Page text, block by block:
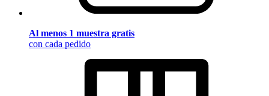
Al menos 1 muestra gratis
con cada pedido